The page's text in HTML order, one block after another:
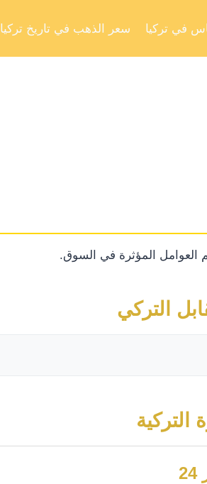
سعر الذهب في تاريخ تركيا في تركيا
العوامل المؤثرة في السوق.
التركي
التركية